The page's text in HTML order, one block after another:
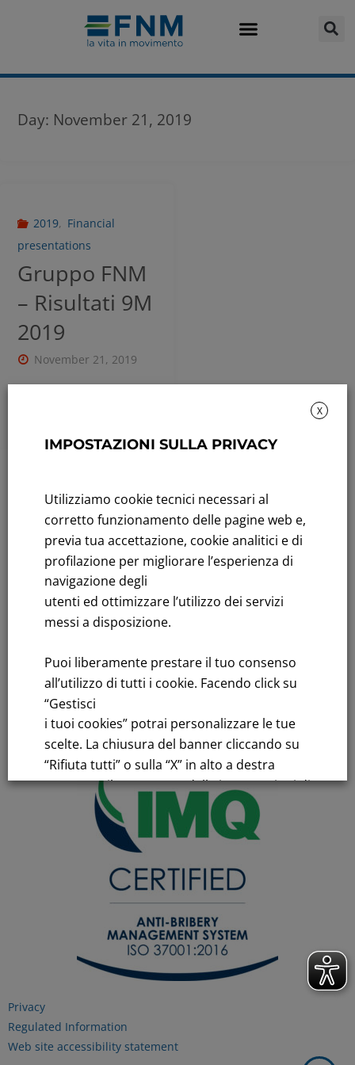
Day: November 21, 2019
2019, Financial
presentations
Gruppo FNM
– Risultati 9M
2019
November 21, 2019
Title performance: On the stock Exchange
Tenders: All Tenders
FNM S.p.A.
Headquarters in Milan, Piazzale Cadorna, 14
fnm@legalmail.it
Register of Companies
C.F.and VAT number 00776140154
C.C.I.AA. Milano – REA 28331
Privacy
Regulated Information
Web site accessibility statement
X
IMPOSTAZIONI SULLA PRIVACY
Utilizziamo cookie tecnici necessari al
corretto funzionamento delle pagine web e,
previa tua accettazione, cookie analitici e di
profilazione per migliorare l’esperienza di
navigazione degli
utenti ed ottimizzare l’utilizzo dei servizi
messi a disposizione.
Puoi liberamente prestare il tuo consenso
all’utilizzo di tutti i cookie. Facendo click su
“Gestisci
i tuoi cookies” potrai personalizzare le tue
scelte. La chiusura del banner cliccando su
“Rifiuta tutti” o sulla “X” in alto a destra
comporta il permanere delle impostazioni di
default e la continuazione della navigazione
in assenza di cookie o altri strumenti di
tracciamento diversi da quelli tecnici.
Per maggiori informazioni consulta la
Informativa sui dati personali e cookie